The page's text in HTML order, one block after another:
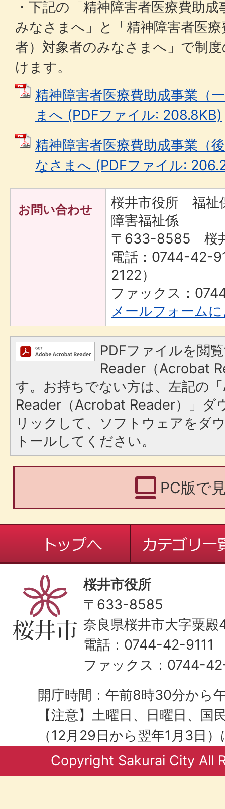
・下記の「精神障害者医療費助
みなさまへ」と「精神障害者医
者）対象者のみなさまへ」で制
けます。
精神障害者医療費助成事業（
まへ (PDFファイル: 208.8KB)
精神障害者医療費助成事業（
なさまへ (PDFファイル:
お問い合わせ
桜井市役所 福
障害福祉係
〒633-8585 桜
電話：0744-42-
2122）
ファックス：
メールフォーム
PDFファイルを閲
Reader（Acrobat
す。お持ちでない方は、左記の
Reader（Acrobat Reader）」ダ
リックして、ソフトウェアをダ
トールしてください。
PC版で
桜井市役所
〒633-8585
奈良県桜井市大字粟
電話：0744-42-9111
ファックス：0744-
開庁時間：午前8時30分から
【注意】土曜日、日曜日、国
（12月29日から翌年1月3日
Copyright Sakurai City All